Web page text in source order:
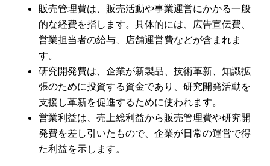
販売管理費は、販売活動や事業運営にかかる一般
的な経費を指します。具体的には、広告宣伝費、
営業担当者の給与、店舗運営費などが含まれま
す。
研究開発費は、企業が新製品、技術革新、知識拡
張のために投資する資金であり、研究開発活動を
支援し革新を促進するために使われます。
営業利益は、売上総利益から販売管理費や研究開
発費を差し引いたもので、企業が日常の運営で得
た利益を示します。